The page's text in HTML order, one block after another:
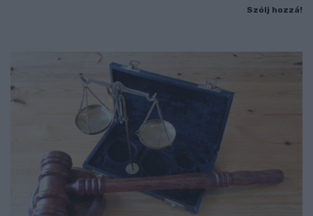
Szólj hozzá!